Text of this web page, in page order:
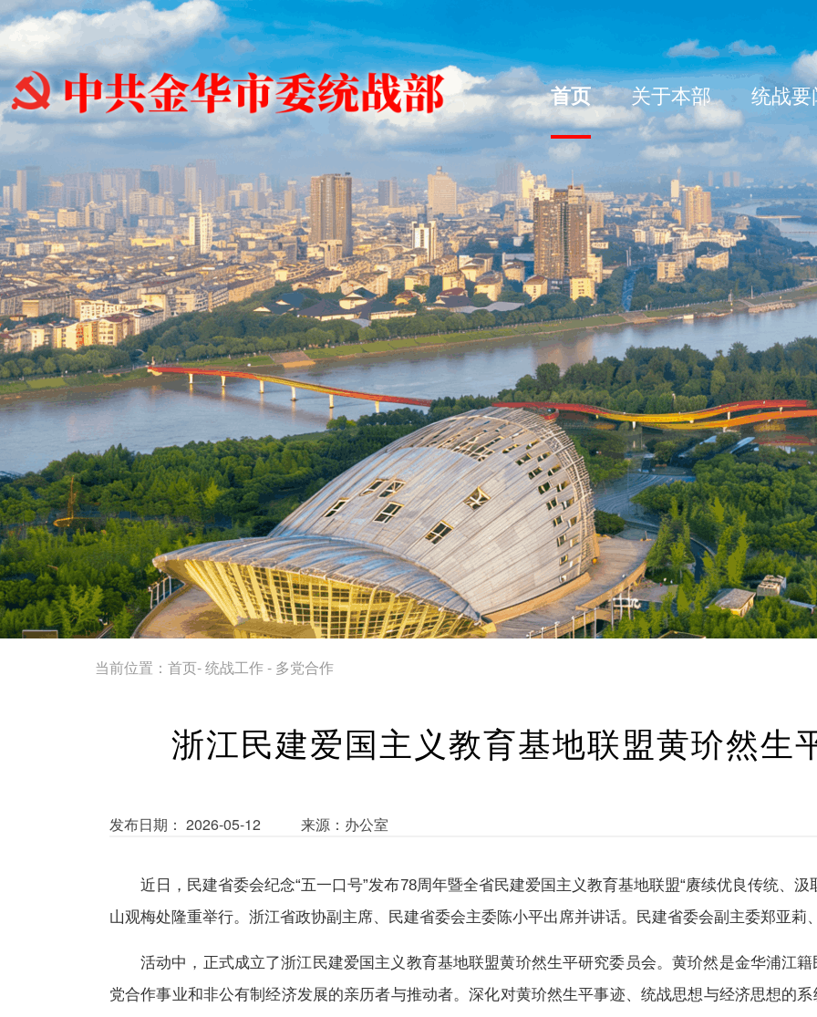
首页 关于本部 统战要
当前位置： 首页-统战工作- 多党合作
浙江民建爱国主义教育基地联盟黄玠然生
发布日期： 2026-05-12 来源：办公室
近日，民建省委会纪念“五一口号”发布78周年暨全省民建爱国主义教育基地联盟“赓续优良传统、
山观梅处隆重举行。浙江省政协副主席、民建省委会主委陈小平出席并讲话。民建省委会副主委郑亚
活动中，正式成立了浙江民建爱国主义教育基地联盟黄玠然生平研究委员会。黄玠然是金华浦江
党合作事业和非公有制经济发展的亲历者与推动者。深化对黄玠然生平事迹、统战思想与经济思想的